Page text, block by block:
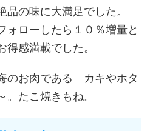
の味に大満足でした。
ォローしたら１０％増量と
感満載でした。
のお肉である カキやホタ
たこ焼きもね。